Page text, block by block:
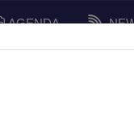
AGENDA
SPORT ET